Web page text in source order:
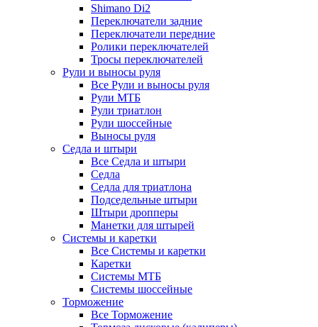
Shimano Di2
Переключатели задние
Переключатели передние
Ролики переключателей
Тросы переключателей
Рули и выносы руля
Все Рули и выносы руля
Рули МТБ
Рули триатлон
Рули шоссейные
Выносы руля
Седла и штыри
Все Седла и штыри
Седла
Седла для триатлона
Подседельные штыри
Штыри дропперы
Манетки для штырей
Системы и каретки
Все Системы и каретки
Каретки
Системы МТБ
Системы шоссейные
Торможение
Все Торможение